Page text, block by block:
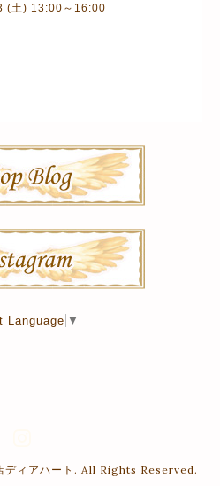
(土) 13:00～16:00
Language ▼
ィアハート . All Rights Reserved.